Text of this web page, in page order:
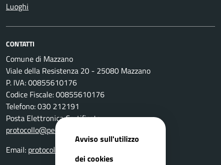
Luoghi
CONTATTI
Comune di Mazzano
Viale della Resistenza 20 - 25080 Mazzano
P. IVA: 00855610176
Codice Fiscale: 00855610176
Telefono: 030 212191
Posta Elettronica Certificata:
protocollo@pec.comune.mazzano.bs.it
Email: protocollo@comune.mazzano.bs.it
Avviso sull'utilizzo
dei cookies